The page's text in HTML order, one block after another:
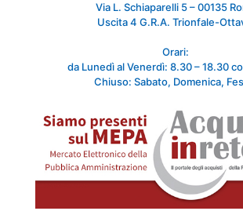
Via L. Schiaparelli 5 – 00135
Uscita 4 G.R.A. Trionfale-
Orari:
da Lunedì al Venerdì: 8.30 – 18.30
Chiuso: Sabato, Domenica,